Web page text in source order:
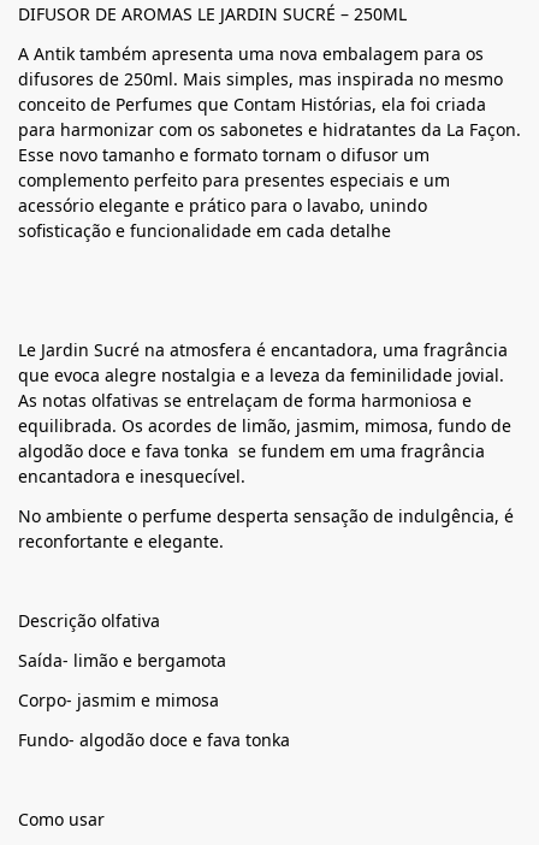
DIFUSOR DE AROMAS LE JARDIN SUCRÉ – 250ML
A Antik também apresenta uma nova embalagem para os
difusores de 250ml. Mais simples, mas inspirada no mesmo
conceito de Perfumes que Contam Histórias, ela foi criada
para harmonizar com os sabonetes e hidratantes da La Façon.
Esse novo tamanho e formato tornam o difusor um
complemento perfeito para presentes especiais e um
acessório elegante e prático para o lavabo, unindo
sofisticação e funcionalidade em cada detalhe
Le Jardin Sucré na atmosfera é encantadora, uma fragrância
que evoca alegre nostalgia e a leveza da feminilidade jovial.
As notas olfativas se entrelaçam de forma harmoniosa e
equilibrada. Os acordes de limão, jasmim, mimosa, fundo de
algodão doce e fava tonka se fundem em uma fragrância
encantadora e inesquecível.
No ambiente o perfume desperta sensação de indulgência, é
reconfortante e elegante.
Descrição olfativa
Saída- limão e bergamota
Corpo- jasmim e mimosa
Fundo- algodão doce e fava tonka
Como usar